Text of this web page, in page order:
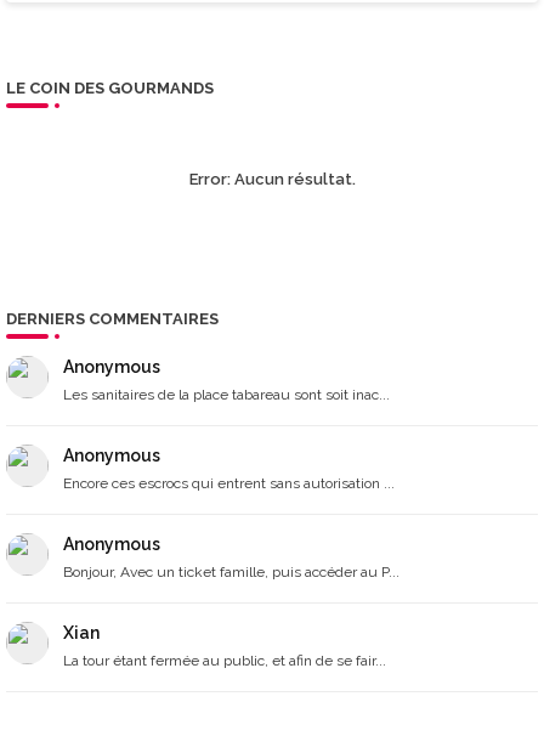
LE COIN DES GOURMANDS
Error:Aucun résultat.
DERNIERS COMMENTAIRES
Anonymous
Les sanitaires de la place tabareau sont soit inac...
Anonymous
Encore ces escrocs qui entrent sans autorisation ...
Anonymous
Bonjour, Avec un ticket famille, puis accéder au P...
Xian
La tour étant fermée au public, et afin de se fair...